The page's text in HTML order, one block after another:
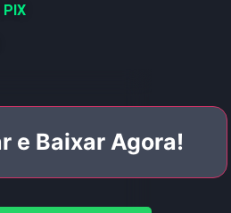
PIX
e Baixar Agora!